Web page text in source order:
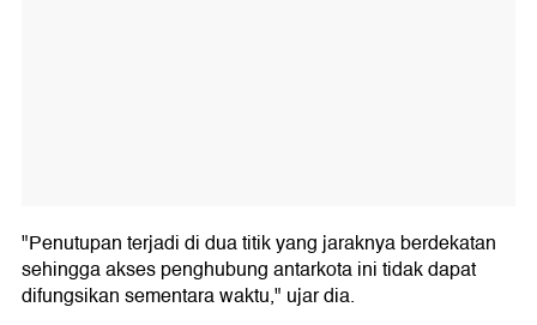
"Penutupan terjadi di dua titik yang jaraknya berdekatan
sehingga akses penghubung antarkota ini tidak dapat
difungsikan sementara waktu," ujar dia.